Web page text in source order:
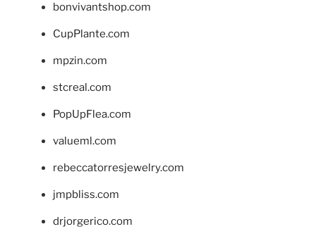
bonvivantshop.com
CupPlante.com
mpzin.com
stcreal.com
PopUpFlea.com
valueml.com
rebeccatorresjewelry.com
jmpbliss.com
drjorgerico.com